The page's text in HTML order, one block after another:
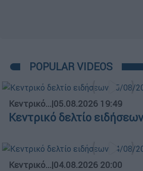
POPULAR VIDEOS
Κεντρικό...|05.08.2026 19:49
Κεντρικό δελτίο
Κεντρικό...|04.08.2026 20:00